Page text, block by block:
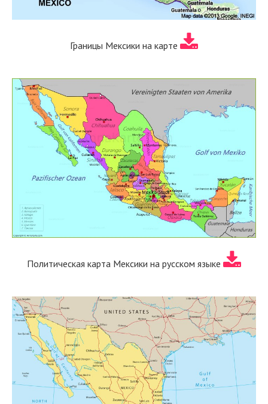
Границы Мексики на карте
Политическая карта Мексики на русском языке